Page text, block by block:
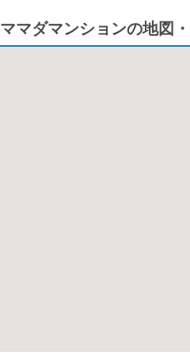
ママダマンションの地図